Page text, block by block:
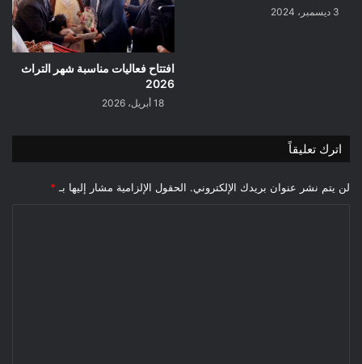
3 ديسمبر، 2024
افتتاح فعاليات مناسبة شهر التراث
2026
18 أبريل، 2026
اترك تعليقاً
لن يتم نشر عنوان بريدك الإلكتروني. الحقول الإلزامية مشار إليها بـ *